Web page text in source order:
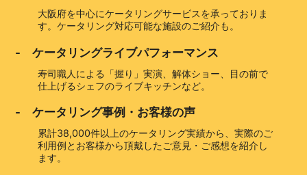
大阪府を中心にケータリングサービスを承っておりま
す。ケータリング対応可能な施設のご紹介も。
- ケータリングライブパフォーマンス
寿司職人による「握り」実演、解体ショー、目の前で
仕上げるシェフのライブキッチンなど。
- ケータリング事例・お客様の声
累計38,000件以上のケータリング実績から、実際のご
利用例とお客様から頂戴したご意見・ご感想を紹介し
ます。